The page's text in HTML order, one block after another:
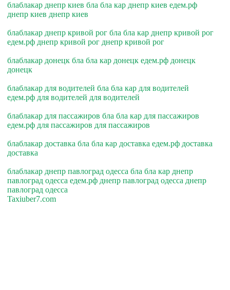
блаблакар днепр киев бла бла кар днепр киев едем.рф
днепр киев днепр киев
блаблакар днепр кривой рог бла бла кар днепр кривой рог
едем.рф днепр кривой рог днепр кривой рог
блаблакар донецк бла бла кар донецк едем.рф донецк
донецк
блаблакар для водителей бла бла кар для водителей
едем.рф для водителей для водителей
блаблакар для пассажиров бла бла кар для пассажиров
едем.рф для пассажиров для пассажиров
блаблакар доставка бла бла кар доставка едем.рф доставка
доставка
блаблакар днепр павлоград одесса бла бла кар днепр
павлоград одесса едем.рф днепр павлоград одесса днепр
павлоград одесса
Taxiuber7.com